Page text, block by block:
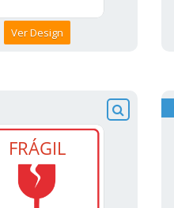
Ver Design